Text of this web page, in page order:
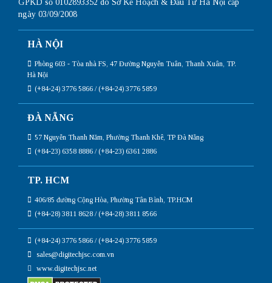
GPKD số 0102893352 do Sở Kế Hoạch & Đầu Tư Hà Nội cấp
ngày 03/09/2008
HÀ NỘI
Phòng 603 - Tòa nhà FS, 47 Đường Nguyễn Tuân, Thanh Xuân, TP.
Hà Nội
(+84-24) 3776 5866 / (+84-24) 3776 5859
ĐÀ NẴNG
57 Nguyễn Thanh Năm, Phường Thanh Khê, TP Đà Nẵng
(+84-23) 6358 8886 / (+84-23) 6361 2886
TP. HCM
406/85 đường Cộng Hòa, Phường Tân Bình, TP.HCM
(+84-28) 3811 8628 / (+84-28) 3811 8566
(+84-24) 3776 5866 / (+84-24) 3776 5859
sales@digitechjsc.com.vn
www.digitechjsc.net